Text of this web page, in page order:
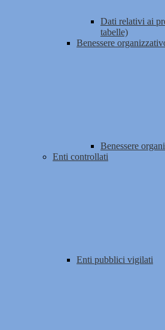
Dati relativi ai
tabelle)
Benessere
Benessere
Enti controllati
Enti pubblici vigilati